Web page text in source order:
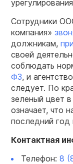
Сотрудники
компания»
должникам,
своей
соблюдать
ФЗ, и
следует. По
зеленый цвет
означает, что
последний
Контактная
Телефон: 8